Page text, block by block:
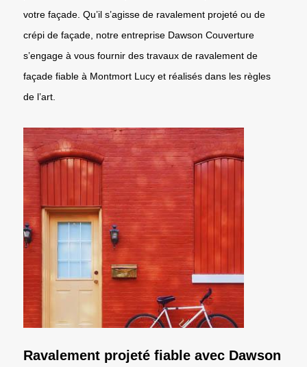
votre façade. Qu’il s’agisse de ravalement projeté ou de
crépi de façade, notre entreprise Dawson Couverture
s’engage à vous fournir des travaux de ravalement de
façade fiable à Montmort Lucy et réalisés dans les règles
de l’art.
Ravalement projeté fiable avec Dawson